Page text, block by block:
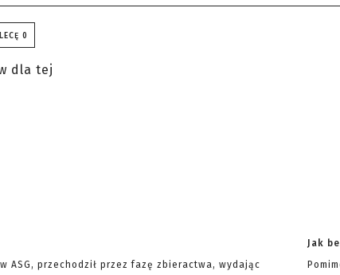
0
dla tej
ASG, przechodził przez fazę zbieractwa, wydając
Jak